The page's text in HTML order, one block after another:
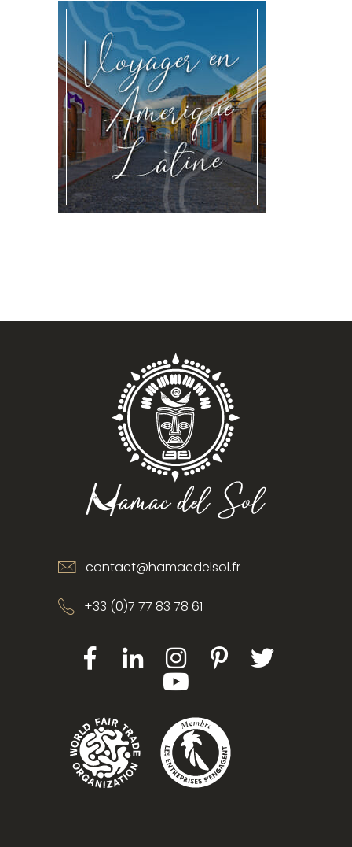
contact@hamacdelsol.fr
+33 (0)7 77 83 78 61